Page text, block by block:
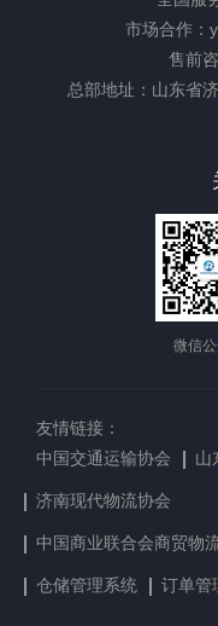
市场合作：
售前
总部地址：山东省
微信
友情链接：
中国交通运输协会
山
济南现代物流协会
中国商业联合会商贸物
仓储管理系统 订单管